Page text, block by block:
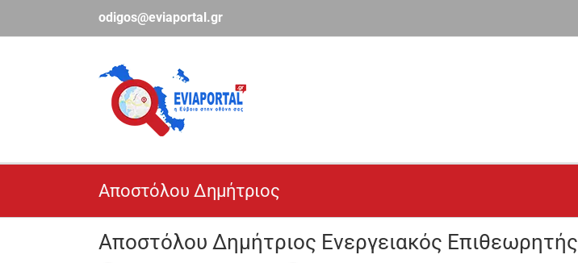
περιεχόμενο
odigos@eviaportal.gr
Αποστόλου Δημήτριος
Αποστόλου Δημήτριος Ενεργειακός Επιθεωρητής